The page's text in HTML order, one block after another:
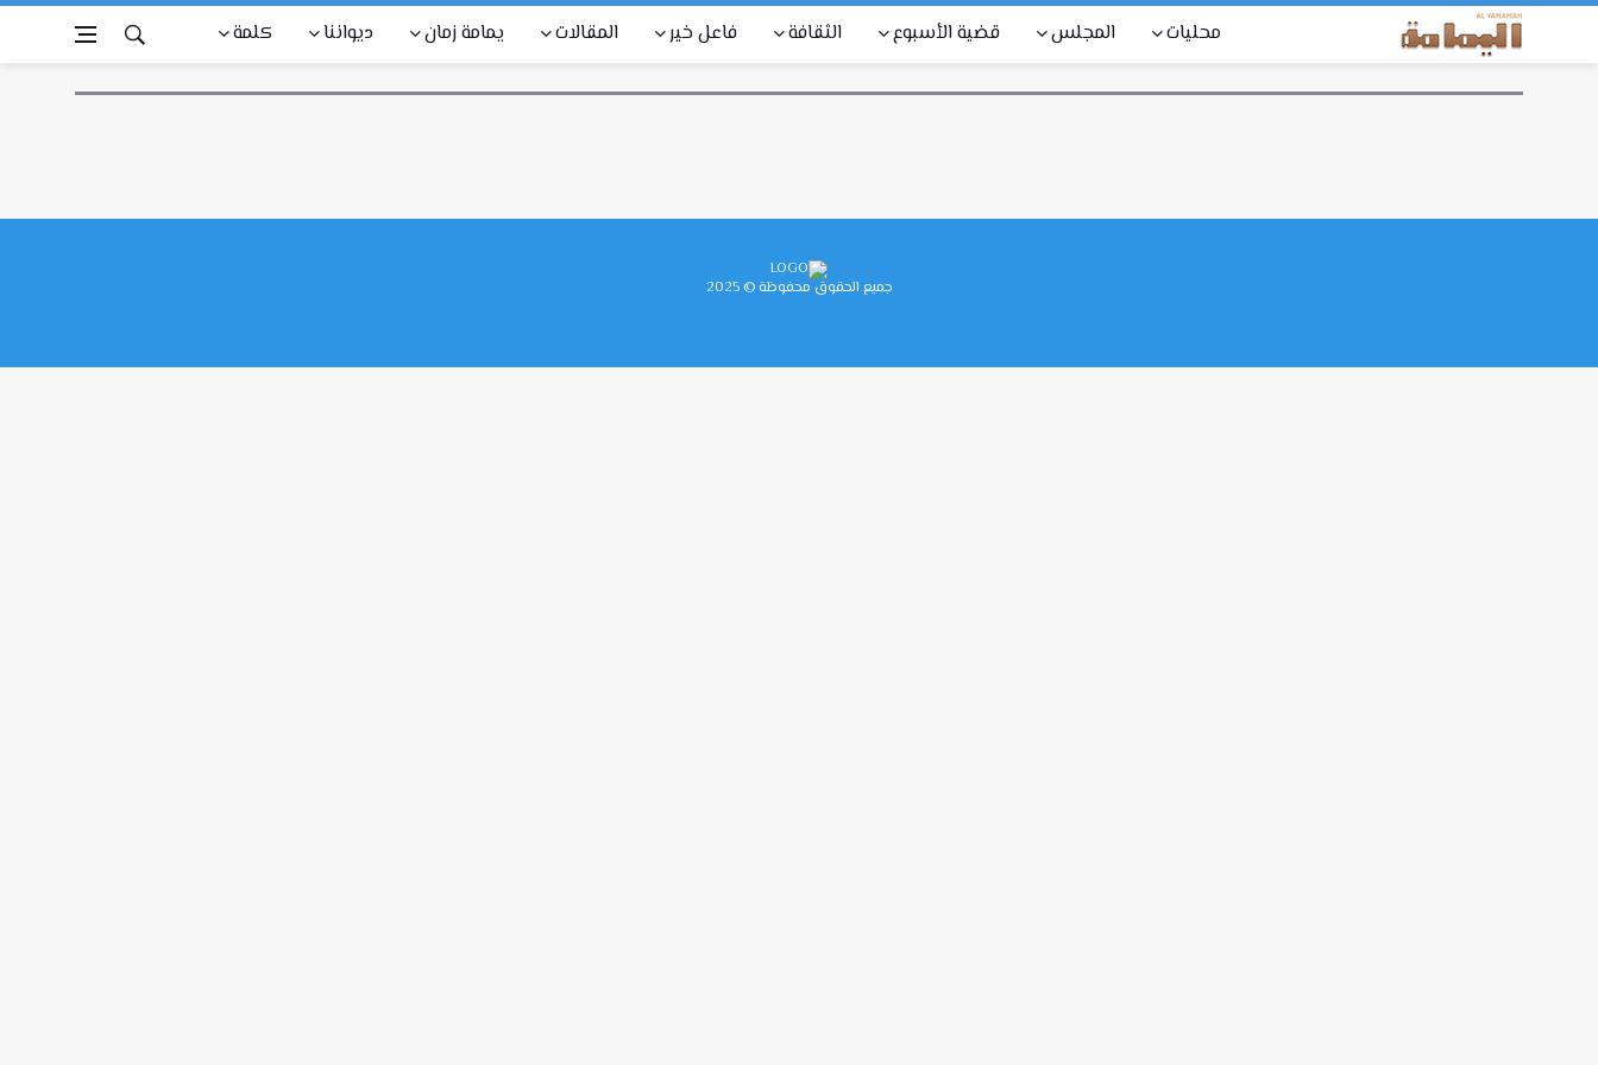
محليات المجلس قضية الأسبوع الثقافة فاعل خير المقالات يمامة زمان ديواننا كلمة
جميع الحقوق محفوظة © 2025